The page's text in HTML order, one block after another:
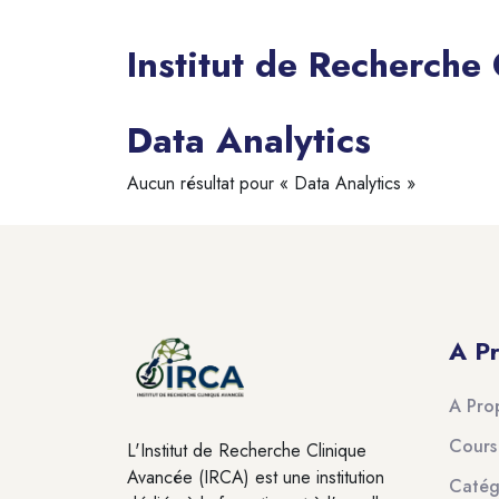
Institut de
Blocs
Data Analytics
Aucun résultat pour « Data Analytics »
L'Institut de Recherche Clinique
Avancée (IRCA) est une institution
A
A
Cours